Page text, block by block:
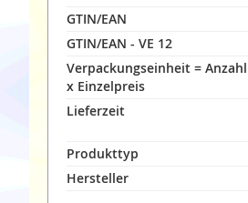
GTIN/EAN
GTIN/EAN - VE 12
Verpackungseinheit = Anzahl
x Einzelpreis
Lieferzeit
Produkttyp
Hersteller